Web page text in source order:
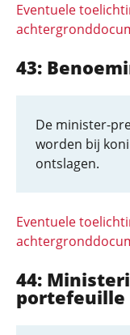
Eventuele
43:
De minister-
worden bij
ontslagen.
Eventuele
44:
portefeuille